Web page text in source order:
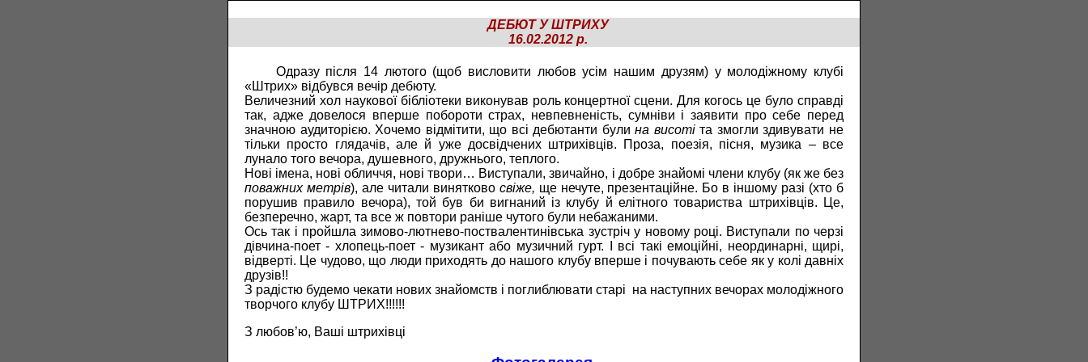
ДЕБЮТ У ШТРИХУ
16.02.2012 р.
Одразу після 14 лютого (щоб висловити любов усім нашим друзям) у молодіжному клубі
«Штрих» відбувся вечір дебюту.
Величезний хол наукової бібліотеки виконував роль концертної сцени. Для когось це було справді
так, адже довелося вперше побороти страх, невпевненість, сумніви і заявити про себе перед
значною аудиторією. Хочемо відмітити, що всі дебютанти булина висотіта змогли здивувати не
тільки просто глядачів, але й уже досвідчених штрихівців. Проза, поезія, пісня, музика – все
лунало того вечора, душевного, дружнього, теплого.
Нові імена, нові обличчя, нові твори… Виступали, звичайно, і добре знайомі члени клубу (як же без
поважних метрів), але читали винятково свіже, ще нечуте, презентаційне. Бо в іншому разі (хто б
порушив правило вечора), той був би вигнаний із клубу й елітного товариства штрихівців. Це,
безперечно, жарт, та все ж повтори раніше чутого були небажаними.
Ось так і пройшла зимово-лютнево-поствалентинівська зустріч у новому році. Виступали по черзі
дівчина-поет - хлопець-поет - музикант або музичний гурт. І всі такі емоційні, неординарні, щирі,
відверті. Це чудово, що люди приходять до нашого клубу вперше і почувають себе як у колі давніх
друзів!!
З радістю будемо чекати нових знайомств і поглиблювати старі на наступних вечорах молодіжного
творчого клубу ШТРИХ!!!!!!
З любов’ю, Ваші штрихівці